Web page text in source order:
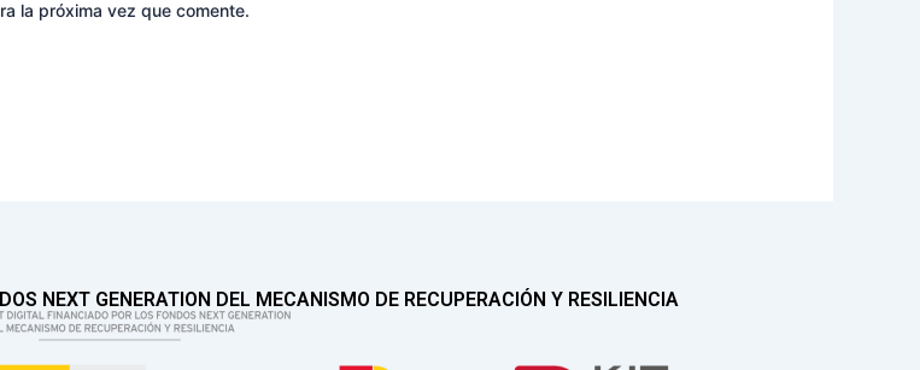
la próxima vez que comente.
NEXT GENERATION DEL MECANISMO DE RECUPERACIÓN Y RESILIENCIA